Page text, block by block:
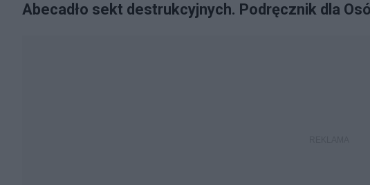
Abecadło sekt destrukcyjnych. Podręcznik dla